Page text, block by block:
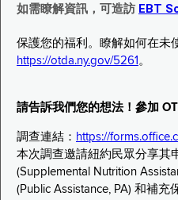
如需瞭解資訊，可造訪 EBT
保護您的福利。瞭解如何在未
https://otda.ny.gov/5261 。
請告訴我們您的想法！參加
調查連結： https://
本次調查邀請紐約民眾分享其
(Supplemental Nutrition
(Public Assistance, PA) 和補充